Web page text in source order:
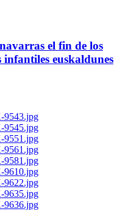
el fin de los
infantiles euskaldunes